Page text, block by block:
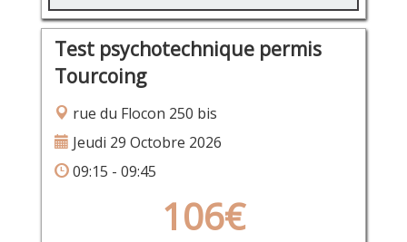
Test psychotechnique permis
Tourcoing
rue du Flocon 250 bis
Jeudi 29 Octobre 2026
09:15 - 09:45
106€